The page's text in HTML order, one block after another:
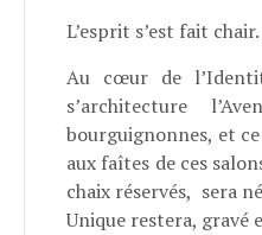
L’esprit s’est fait chair.
Au cœur de
s’architecture
bourguignonnes, et
aux faîtes de ces
chaix réservés, sera
Unique restera, gravé